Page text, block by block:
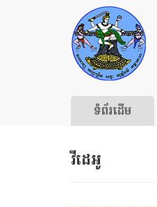
ទំព័រ​ដើម
វីដេអូ